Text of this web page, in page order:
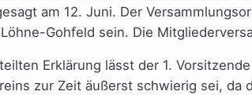
am 12. Juni. Der
Gohfeld sein. Die
Erklärung lässt der 1.
zur Zeit äußerst schwierig sei,